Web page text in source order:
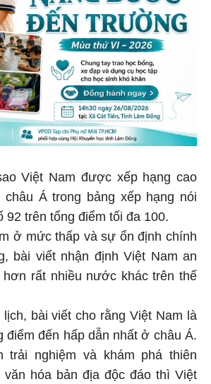
Việt Nam được xếp hạng cao
Á trong bảng xếp hạng nói
92 trên tổng điểm tối đa 100.
ở mức thấp và sự ổn định chính
bài viết nhận định Việt Nam an
rất nhiều nước khác trên thế
bài viết cho rằng Việt Nam là
điểm đến hấp dẫn nhất ở châu Á.
trải nghiệm và khám phá thiên
văn hóa bản địa độc đáo thì Việt